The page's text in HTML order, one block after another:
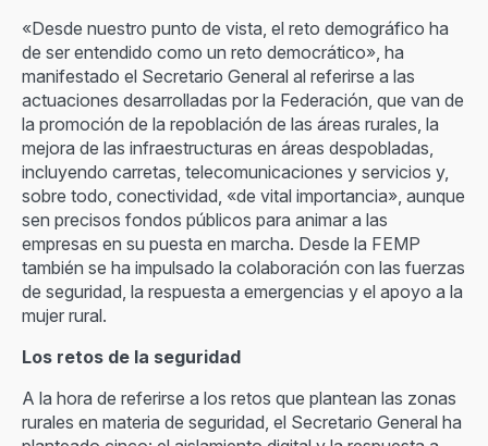
«Desde nuestro punto de vista, el reto demográfico ha
de ser entendido como un reto democrático», ha
manifestado el Secretario General al referirse a las
actuaciones desarrolladas por la Federación, que van de
la promoción de la repoblación de las áreas rurales, la
mejora de las infraestructuras en áreas despobladas,
incluyendo carretas, telecomunicaciones y servicios y,
sobre todo, conectividad, «de vital importancia», aunque
sen precisos fondos públicos para animar a las
empresas en su puesta en marcha. Desde la FEMP
también se ha impulsado la colaboración con las fuerzas
de seguridad, la respuesta a emergencias y el apoyo a la
mujer rural.
Los retos de la seguridad
A la hora de referirse a los retos que plantean las zonas
rurales en materia de seguridad, el Secretario General ha